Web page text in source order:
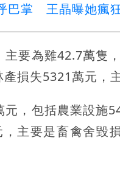
巴掌 王晶曝她瘋
要為雞42.7萬隻
損失5321萬元，
，包括農業設施
主要是畜禽舍毀